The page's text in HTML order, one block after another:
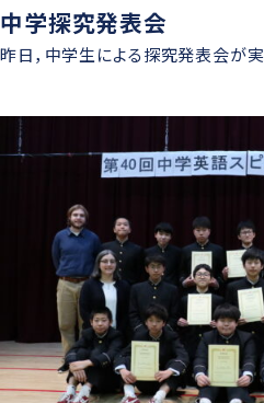
中学探究発表会
昨日，中学生による探究発表会